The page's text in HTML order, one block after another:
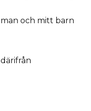
och mitt barn